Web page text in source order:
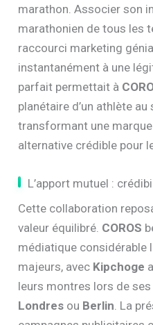
marathon. Associer son
marathonien de tous les
raccourci marketing
instantanément à une
parfait permettait à
planétaire d’un athlète
transformant une
alternative crédible pour
L’apport mutuel :
Cette collaboration
valeur équilibré. COROS
médiatique considérable
majeurs, avec Kipchoge
leurs montres lors de
Londres ou Berlin . La